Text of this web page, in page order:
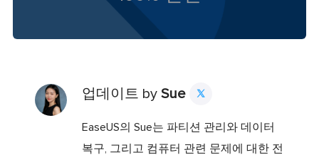
업데이트 by Sue 
EaseUS의 Sue는 파티션 관리와 데이터
복구, 그리고 컴퓨터 관련 문제에 대한 전